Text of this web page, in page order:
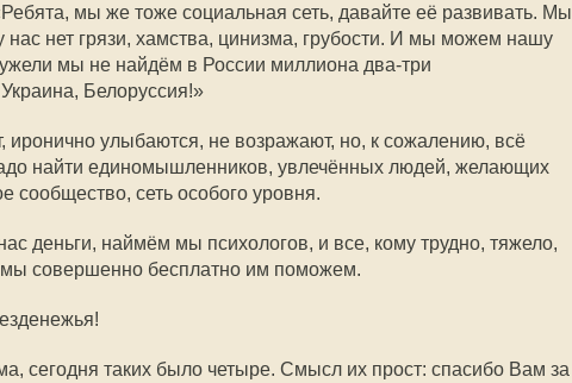
мы же тоже социальная сеть, давайте её развивать. Мы
нас нет грязи, хамства, цинизма, грубости. И мы можем нашу
мы не найдём в России миллиона два-три
Белоруссия!»
иронично улыбаются, не возражают, но, к сожалению, всё
найти единомышленников, увлечённых людей, желающих
сообщество, сеть особого уровня.
деньги, наймём мы психологов, и все, кому трудно, тяжело,
мы совершенно бесплатно им поможем.
сегодня таких было четыре. Смысл их прост: спасибо Вам за